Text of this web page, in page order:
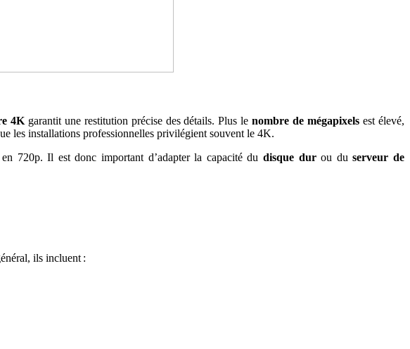
4Kgarantit une restitution précise des détails. Plus lenombre de mégapixels est élevé,
les installations professionnelles privilégient souvent le 4K.
720p. Il est donc important d’adapter la capacité dudisque durou duserveur de
ils incluent :